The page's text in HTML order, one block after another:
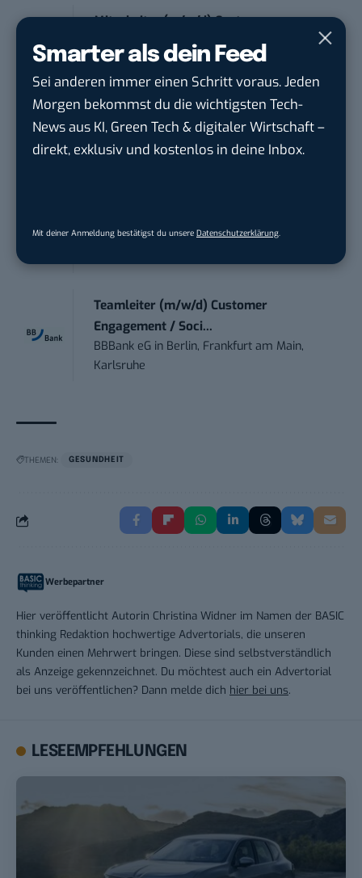
Smarter als dein Feed
Sei anderen immer einen Schritt voraus. Jeden
Morgen bekommst du die wichtigsten Tech-
News aus KI, Green Tech & digitaler Wirtschaft –
direkt, exklusiv und kostenlos in deine Inbox.
Mit deiner Anmeldung bestätigst du unsere Datenschutzerklärung.
Mitarbeiter (m/w/d) Customer
Engagement / Soc...
BBBank eGinBerlin, Frankfurt am Main,
Karlsruhe
Senior ASIC Digital Lead – ATPG & M...
Bosch GruppeinReutlingen
DIHK | Deutsche Industrie- und
Teamleiter (m/w/d) Customer
Engagement / Soci...
BBBank eG in Berlin, Frankfurt am Main,
Karlsruhe
THEMEN: GESUNDHEIT
Werbepartner
Hier veröffentlicht Autorin Christina Widner im Namen der BASIC
thinking Redaktion hochwertige Advertorials, die unseren
Kunden einen Mehrwert bringen. Diese sind selbstverständlich
als Anzeige gekennzeichnet. Du möchtest auch ein Advertorial
bei uns veröffentlichen? Dann melde dich hier bei uns.
LESEEMPFEHLUNGEN